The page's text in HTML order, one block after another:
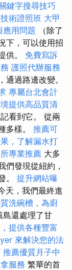
鍵字搜尋技巧
術證照班 大甲
應用問題 （除了
下，可以使用招
供。 免費寫訴
護照代辦服務
過路邊改變。
專屬台北會計
提供高品質清
看到它。 從兩
多樣。 推薦可
，了解漏水打
專業推薦 大多
們發現從紐約，
。 提升網站曝
天，我們最終進
洗碗槽，為廚
島還處理了甘
提供各種豐富
來解決您的法
推薦優質月子中
服務 繁華的首